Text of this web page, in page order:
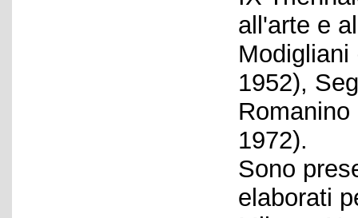
all'arte e
Modigliani
1952),
1972).
Sono
elaborati